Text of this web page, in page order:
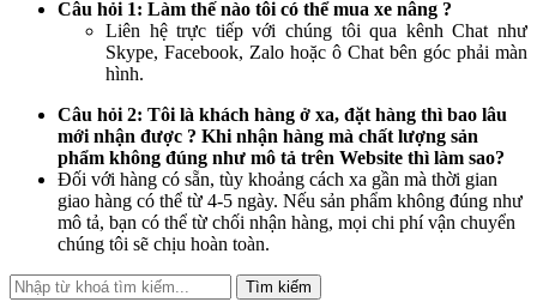
Câu hỏi 1: Làm thế nào tôi có thể mua xe nâng ?
Liên hệ trực tiếp với chúng tôi qua kênh Chat như
Skype, Facebook, Zalo hoặc ô Chat bên góc phải màn
hình.
Câu hỏi 2: Tôi là khách hàng ở xa, đặt hàng thì bao lâu
mới nhận được ? Khi nhận hàng mà chất lượng sản
phẩm không đúng như mô tả trên Website thì làm sao?
Đối với hàng có sẵn, tùy khoảng cách xa gần mà thời gian
giao hàng có thể từ 4-5 ngày. Nếu sản phẩm không đúng như
mô tả, bạn có thể từ chối nhận hàng, mọi chi phí vận chuyển
chúng tôi sẽ chịu hoàn toàn.
Tìm kiếm